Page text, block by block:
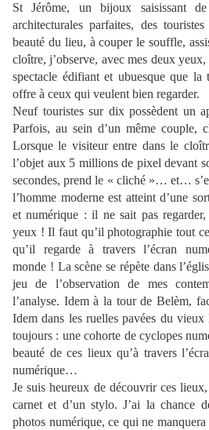
St Jérôme, un bijoux saisissant
architecturales parfaites, des
beauté du lieu, à couper le souffle,
cloître, j’observe, avec mes deux
spectacle édifiant et ubuesque que la
offre à ceux qui veulent bien regarder.
Neuf touristes sur dix possèdent un
Parfois, au sein d’un même couple,
Lorsque le visiteur entre dans le
l’objet aux 5 millions de pixel devant
secondes, prend le « cliché »… et…
l’homme moderne est atteint d’une
et numérique : il ne sait pas
yeux ! Il faut qu’il photographie tout
qu’il regarde à travers l’écran
monde ! La scène se répète dans
jeu de l’observation de mes
l’analyse. Idem à la tour de Belèm,
Idem dans les ruelles pavées du
toujours : une cohorte de cyclopes
beauté de ces lieux qu’à travers
numérique…
Je suis heureux de découvrir ces
carnet et d’un stylo. J’ai la chance
photos numérique, ce qui ne